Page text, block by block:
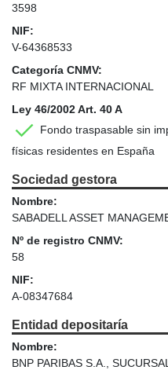
3598
NIF:
V-64368533
Categoría CNMV:
RF MIXTA INTERNACIONAL
Ley 46/2002 Art. 40 A
Fondo traspasable sin
físicas residentes en España
Sociedad gestora
Nombre:
SABADELL ASSET
Nº de registro CNMV:
58
NIF:
A-08347684
Entidad depositaría
Nombre:
BNP PARIBAS S.A.,